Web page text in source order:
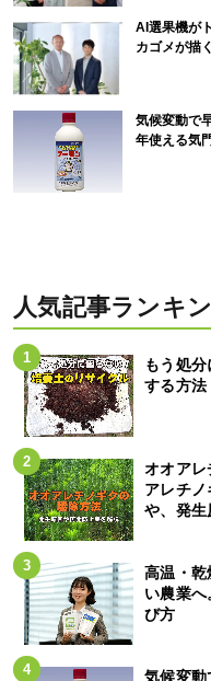
AI選果機が
カゴメが描
気候変動で
年使える気
人気記事ランキ
もう処
する方法
オオアレ
アレチ
や、発生
高温・乾
い農業
び方
気候変動